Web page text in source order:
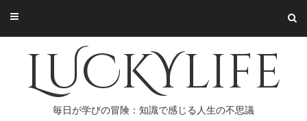
content
LUCKYlife
毎日が学びの冒険：知識で感じる人生の不思議